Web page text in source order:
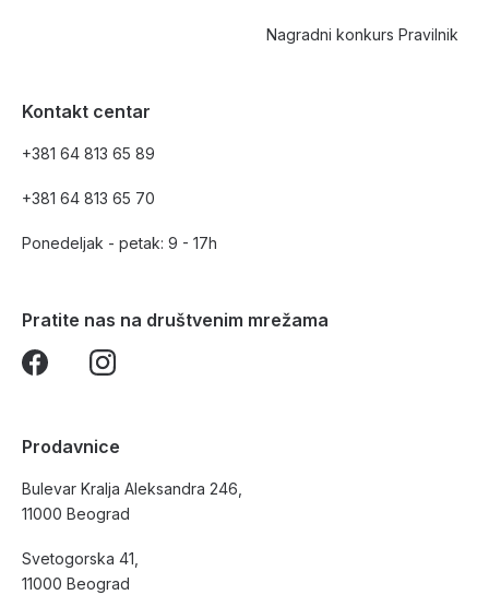
Nagradni konkurs Pravilnik
Kontakt centar
+381 64 813 65 89
+381 64 813 65 70
Ponedeljak - petak: 9 - 17h
Pratite nas na društvenim mrežama
Prodavnice
Bulevar Kralja Aleksandra 246,
11000 Beograd
Svetogorska 41,
11000 Beograd